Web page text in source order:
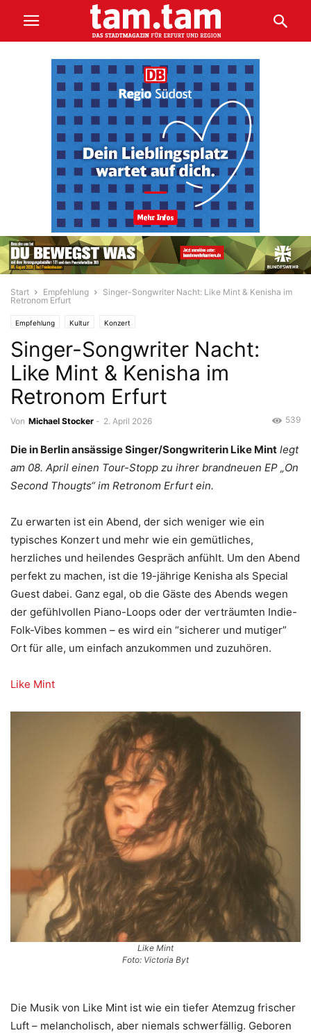
Start Empfehlung
Singer-Songwriter Nacht: Like Mint & Kenisha im
Retronom Erfurt
Empfehlung Kultur Konzert
Singer-Songwriter Nacht:
Like Mint & Kenisha im
Retronom Erfurt
Von Michael Stocker - 2. April 2026 539
Die in Berlin ansässige Singer/Songwriterin Like Mint legt
am 08. April einen Tour-Stopp zu ihrer brandneuen EP „On
Second Thougts“ im Retronom Erfurt ein.
Zu erwarten ist ein Abend, der sich weniger wie ein
typisches Konzert und mehr wie ein gemütliches,
herzliches und heilendes Gespräch anfühlt. Um den Abend
perfekt zu machen, ist die 19-jährige Kenisha als Special
Guest dabei. Ganz egal, ob die Gäste des Abends wegen
der gefühlvollen Piano-Loops oder der verträumten Indie-
Folk-Vibes kommen – es wird ein “sicherer und mutiger”
Ort für alle, um einfach anzukommen und zuzuhören.
Like Mint
Like Mint
Foto: Victoria Byt
Die Musik von Like Mint ist wie ein tiefer Atemzug frischer
Luft – melancholisch, aber niemals schwerfällig. Geboren